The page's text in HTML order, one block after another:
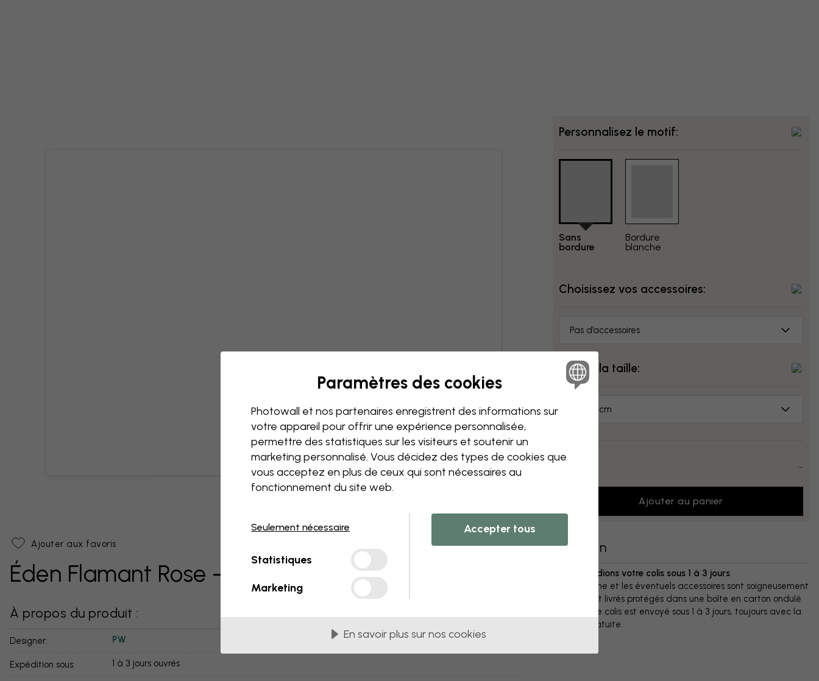
Personnalisez le motif:
Sans
bordure
Bordure
blanche
Choisissez vos accessoires:
Pas d’accessoires
Choisir la taille:
70x50 cm
Prix: ...
Ajouter au panier
Ajouter aux favoris
Éden Flamant Rose - Sépia
À propos du produit :
Designer: PW
Expédition sous: 1 à 3 jours ouvrés
Livraison
Nous expédions votre colis sous 1 à 3 jours
Votre affiche et les éventuels accessoires sont soigneusement
emballés et livrés protégés dans une boîte en carton ondulé
résistant. Le colis est envoyé sous 1 à 3 jours, toujours avec la
livraison gratuite.
Paramètres des cookies
Photowall et nos partenaires enregistrent des informations sur
votre appareil pour offrir une expérience personnalisée,
permettre des statistiques sur les visiteurs et soutenir un
marketing personnalisé. Vous décidez des types de cookies que
vous acceptez en plus de ceux qui sont nécessaires au
fonctionnement du site web.
Seulement nécessaire
Statistiques
Marketing
Accepter tous
En savoir plus sur nos cookies